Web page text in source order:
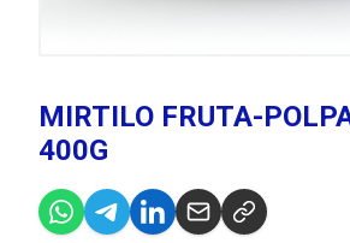
MIRTILO FRUTA-
400G